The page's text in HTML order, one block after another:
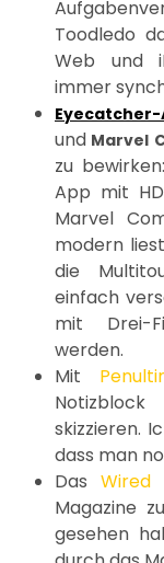
Toodledo
Web und
immer
Eyecatcher-
und Marvel
zu
App mit
Marvel
modern
die
einfach
mit Drei-
werden.
Mit
skizzieren.
dass man
DasWired
Magazine
gesehen